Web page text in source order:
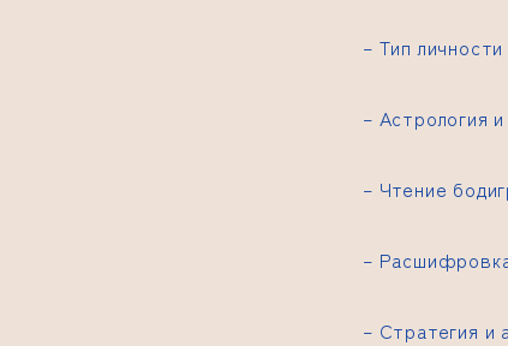
– Тип
– Астрология и
– Чтение
–
– Стратегия и